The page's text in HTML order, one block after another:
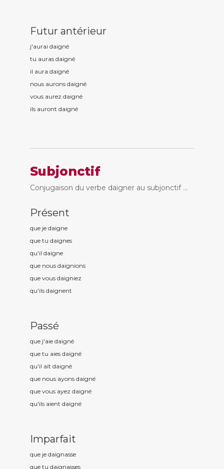
Futur antérieur
j'aurai daigné
tu auras daigné
il aura daigné
nous aurons daigné
vous aurez daigné
ils auront daigné
Subjonctif
Conjugaison du verbe daigner au subjonctif ...
Présent
que je daigne
que tu daignes
qu'il daigne
que nous daignions
que vous daigniez
qu'ils daignent
Passé
que j'aie daigné
que tu aies daigné
qu'il ait daigné
que nous ayons daigné
que vous ayez daigné
qu'ils aient daigné
Imparfait
que je daignasse
que tu daignasses